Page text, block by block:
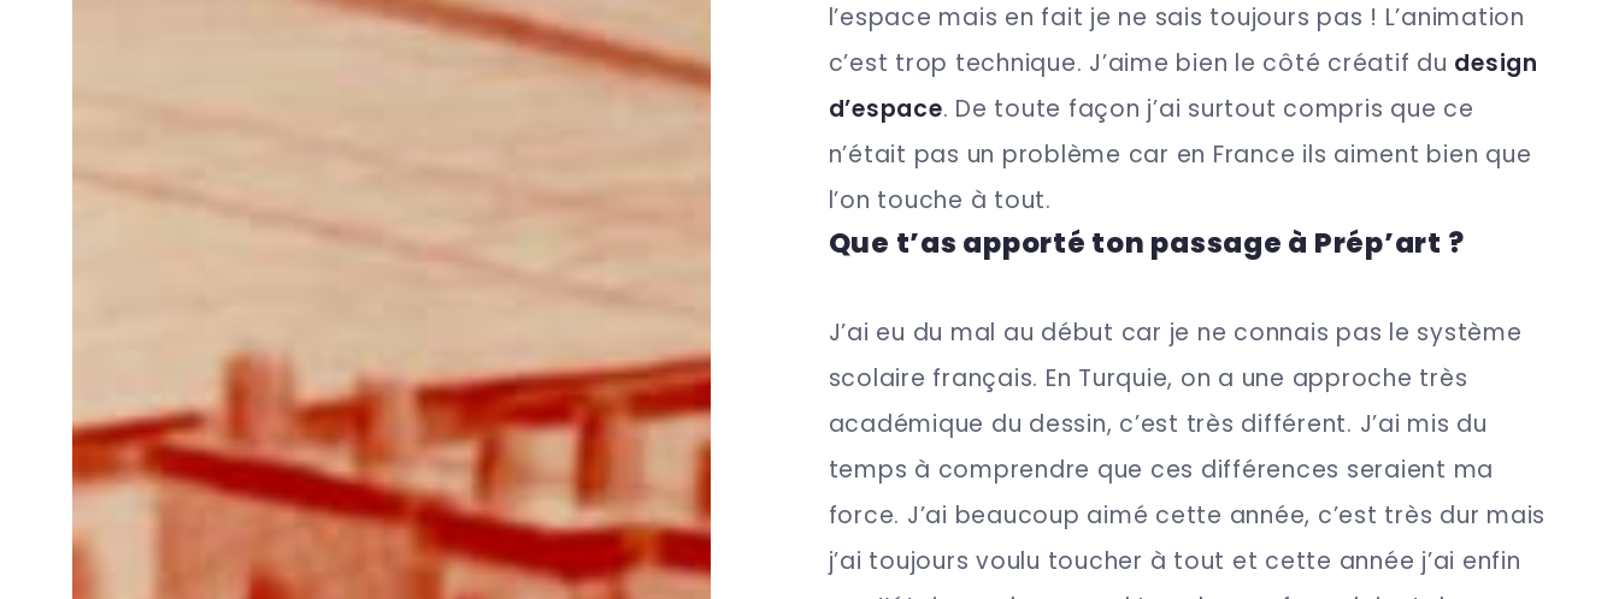
l’espace mais en fait je ne sais toujours pas ! L’animation
c’est trop technique. J’aime bien le côté créatif du design
d’espace. De toute façon j’ai surtout compris que ce
n’était pas un problème car en France ils aiment bien que
l’on touche à tout.
Que t’as apporté ton passage à Prép’art ?
J’ai eu du mal au début car je ne connais pas le système
scolaire français. En Turquie, on a une approche très
académique du dessin, c’est très différent. J’ai mis du
temps à comprendre que ces différences seraient ma
force. J’ai beaucoup aimé cette année, c’est très dur mais
j’ai toujours voulu toucher à tout et cette année j’ai enfin